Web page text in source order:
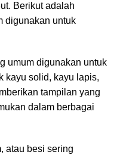
Berikut adalah
digunakan untuk
umum digunakan untuk
kayu solid, kayu lapis,
tampilan yang
dalam berbagai
atau besi sering